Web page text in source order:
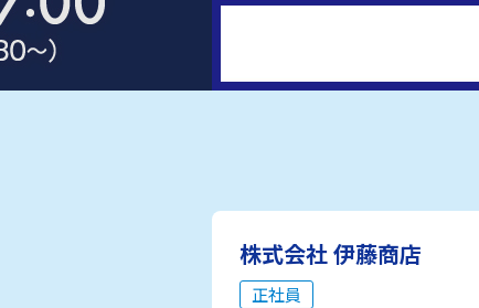
株式会社 伊藤商店
正社員